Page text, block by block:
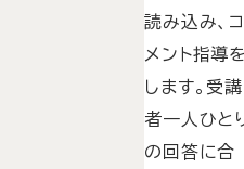
読み込み、
メント指導
します。受講
者一人ひと
の回答に合